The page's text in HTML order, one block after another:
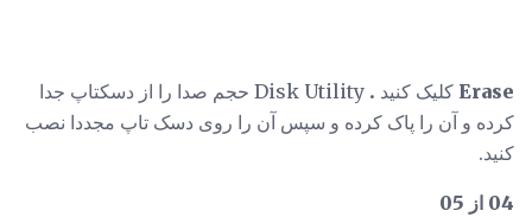
Erase کلیک کنید .
Disk Utility حجم صدا را از دسکتاپ جدا
کرده و آن را پاک کرده و سپس آن را روی دسک تاپ مجددا نصب
کنید.
04 از 05